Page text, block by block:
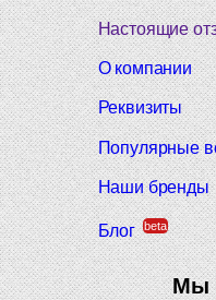
Настоящие
О компании
Реквизиты
Популярные
Наши бренды
Блог beta
Мы